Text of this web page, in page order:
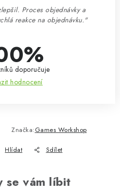
Proces objednávky a
reakce na objednávku."
doporučuje
hodnocení
Značka:Games Workshop
Hlídat Sdílet
se vám líbit